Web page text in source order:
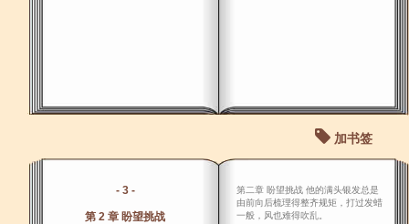
加书签
- 3 -
第 2 章 盼望挑战
第二章 盼望挑战 他的满头银发总是
由前向后梳理得整齐规矩，打过发蜡
一般，风也难得吹乱。